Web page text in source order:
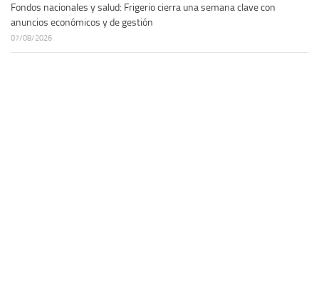
Fondos nacionales y salud: Frigerio cierra una semana clave con
anuncios económicos y de gestión
07/08/2026